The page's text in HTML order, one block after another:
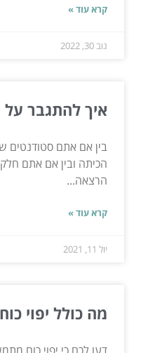
קרא עוד »
נוב 30, 2022
איך להתגבר
בין אם אתם סטודנטים
הכיתה ובין אם אתם
הרצאה...
קרא עוד »
יול 11, 2021
מה כולל יפוי